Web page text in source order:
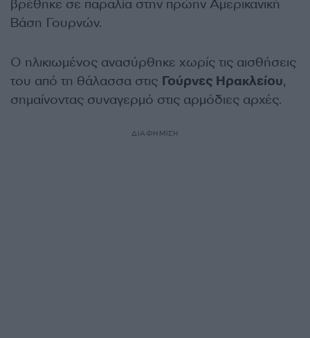
βρέθηκε σε παραλία στην πρώην Αμερικανική
Βάση Γουρνών.
Ο ηλικιωμένος ανασύρθηκε χωρίς τις αισθήσεις
του από τη θάλασσα στις Γούρνες Ηρακλείου,
σημαίνοντας συναγερμό στις αρμόδιες αρχές.
ΔΙΑΦΗΜΙΣΗ